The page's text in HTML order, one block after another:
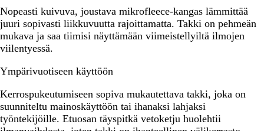
Nopeasti kuivuva, joustava mikrofleece-kangas lämmittää
juuri sopivasti liikkuvuutta rajoittamatta. Takki on pehmeän
mukava ja saa tiimisi näyttämään viimeistellyiltä ilmojen
viilentyessä.
Ympärivuotiseen käyttöön
Kerrospukeutumiseen sopiva mukautettava takki, joka on
suunniteltu mainoskäyttöön tai ihanaksi lahjaksi
työntekijöille. Etuosan täyspitkä vetoketju huolehtii